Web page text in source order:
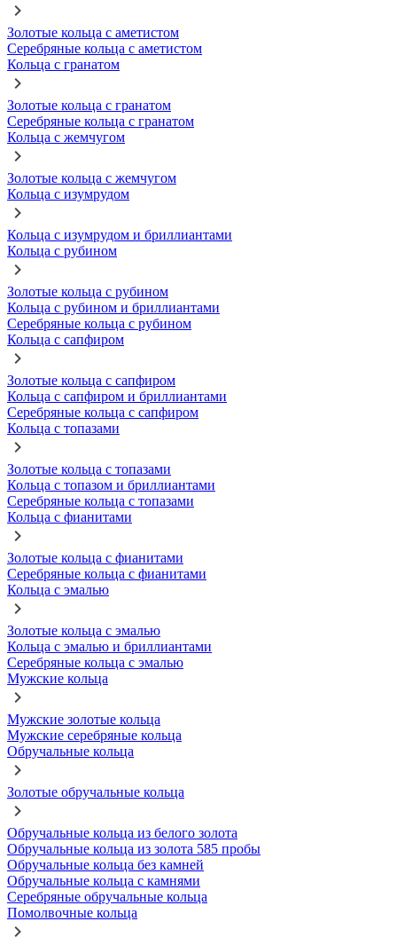
Золотые кольца с аметистом
Серебряные кольца с аметистом
Кольца с гранатом
Золотые кольца с гранатом
Серебряные кольца с гранатом
Кольца с жемчугом
Золотые кольца с жемчугом
Кольца с изумрудом
Кольца с изумрудом и бриллиантами
Кольца с рубином
Золотые кольца с рубином
Кольца с рубином и бриллиантами
Серебряные кольца с рубином
Кольца с сапфиром
Золотые кольца с сапфиром
Кольца с сапфиром и бриллиантами
Серебряные кольца с сапфиром
Кольца с топазами
Золотые кольца с топазами
Кольца с топазом и бриллиантами
Серебряные кольца с топазами
Кольца с фианитами
Золотые кольца с фианитами
Серебряные кольца с фианитами
Кольца с эмалью
Золотые кольца с эмалью
Кольца с эмалью и бриллиантами
Серебряные кольца с эмалью
Мужские кольца
Мужские золотые кольца
Мужские серебряные кольца
Обручальные кольца
Золотые обручальные кольца
Обручальные кольца из белого золота
Обручальные кольца из золота 585 пробы
Обручальные кольца без камней
Обручальные кольца с камнями
Серебряные обручальные кольца
Помолвочные кольца